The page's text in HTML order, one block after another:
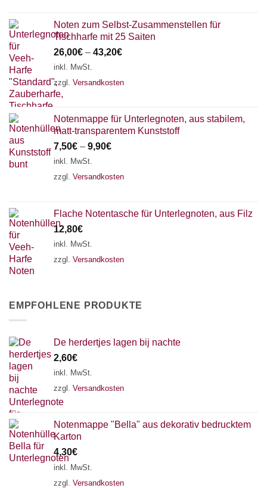
Noten zum Selbst-Zusammenstellen für
Tischharfe mit 25 Saiten
26,00€ – 43,20€
inkl. MwSt.
zzgl. Versandkosten
Notenmappe für Unterlegnoten, aus stabilem,
matt-transparentem Kunststoff
7,50€ – 9,90€
inkl. MwSt.
zzgl. Versandkosten
Flache Notentasche für Unterlegnoten, aus Filz
12,80€
inkl. MwSt.
zzgl. Versandkosten
EMPFOHLENE PRODUKTE
De herdertjes lagen bij nachte
2,60€
inkl. MwSt.
zzgl. Versandkosten
Notenmappe "Bella" aus dekorativ bedrucktem
Karton
4,30€
inkl. MwSt.
zzgl. Versandkosten